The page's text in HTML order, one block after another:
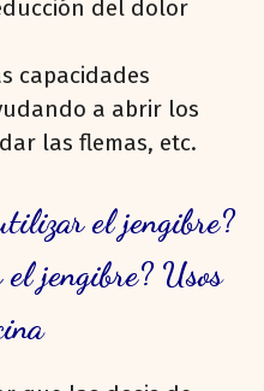
del dolor
capacidades
a abrir los
las flemas, etc.
el jengibre?
el jengibre? Usos